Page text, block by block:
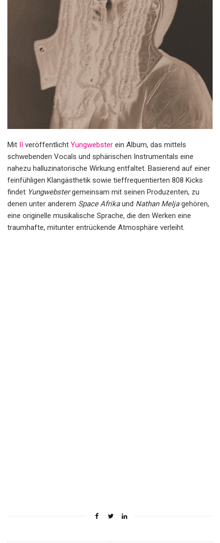
Mit II veröffentlicht Yungwebster ein Album, das mittels
schwebenden Vocals und sphärischen Instrumentals eine
nahezu halluzinatorische Wirkung entfaltet. Basierend auf einer
feinfühligen Klangästhetik sowie tieffrequentierten 808 Kicks
findet Yungwebstergemeinsam mit seinen Produzenten, zu
denen unter anderem Space Afrikaund Nathan Meljagehören,
eine originelle musikalische Sprache, die den Werken eine
traumhafte, mitunter entrückende Atmosphäre verleiht.